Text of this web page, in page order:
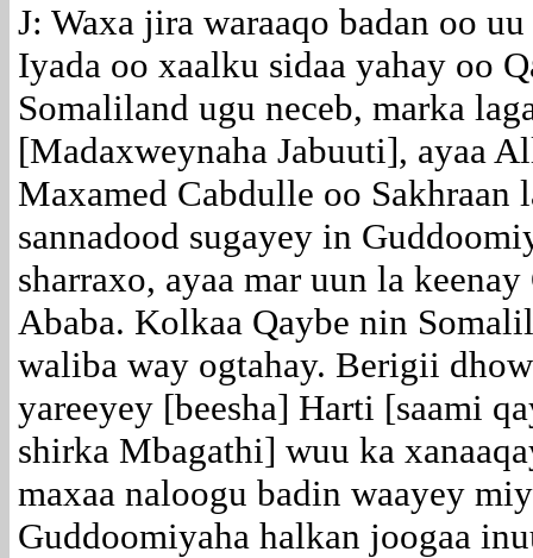
J: Waxa jira waraaqo badan oo
Iyada oo xaalku sidaa yahay oo
Somaliland ugu neceb, marka
[Madaxweynaha Jabuuti], ayaa
Maxamed Cabdulle oo Sakhraan
sannadood sugayey in
sharraxo, ayaa mar uun la
Ababa. Kolkaa Qaybe nin
waliba way ogtahay. Berigii
yareeyey [beesha] Harti [saami
shirka Mbagathi] wuu ka
maxaa naloogu badin waayey
Guddoomiyaha halkan joogaa